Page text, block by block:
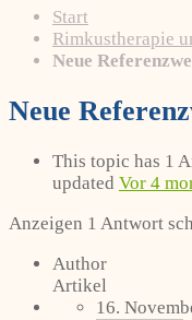
Start
Rimkustherapie
Neue
Neue
This topic has 1
updated Vor 4
Anzeigen 1 Antwort
Author
Artikel
16.